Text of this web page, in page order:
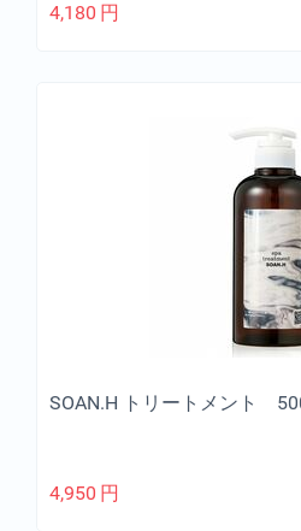
4,180 円
SOAN.H トリートメント
4,950 円